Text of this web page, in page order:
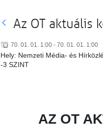
Az OT aktuális
70. 01. 01. 1:00 - 70. 01. 01. 1:00
Hely: Nemzeti Média- és
-3 SZINT
AZ OT